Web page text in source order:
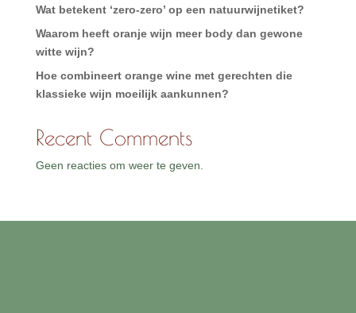
Wat betekent ‘zero-zero’ op een natuurwijnetiket?
Waarom heeft oranje wijn meer body dan gewone
witte wijn?
Hoe combineert orange wine met gerechten die
klassieke wijn moeilijk aankunnen?
Recent Comments
Geen reacties om weer te geven.